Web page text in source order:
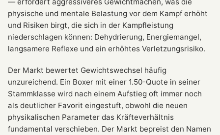
physische und mentale Belastung vor dem Kampf erhöht
und Risiken birgt, die sich in der Kampfleistung
niederschlagen können: Dehydrierung, Energiemangel,
langsamere Reflexe und ein erhöhtes Verletzungsrisiko.
Der Markt bewertet Gewichtswechsel häufig
unzureichend. Ein Boxer mit einer 1.50-Quote in seiner
Stammklasse wird nach einem Aufstieg oft immer noch
als deutlicher Favorit eingestuft, obwohl die neuen
physikalischen Parameter das Kräfteverhältnis
fundamental verschieben. Der Markt bepreist den Namen